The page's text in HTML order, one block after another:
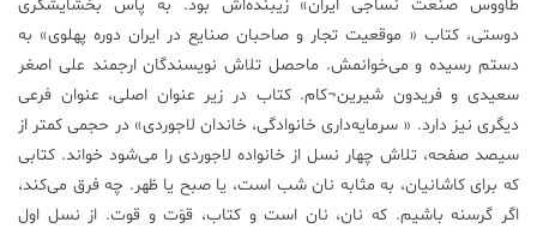
طاووس صنعت نساجی ایران» زیبنده‌اش بود. به پاس بخشایشگری
دوستی، کتاب « موقعیت تجار و صاحبان صنایع در ایران دوره پهلوی» به
دستم رسیده و می‌خوانمش. ماحصل تلاش نویسندگان ارجمند علی اصغر
سعیدی و فریدون شیرین¬کام. کتاب در زیر عنوان اصلی، عنوان فرعی
دیگری نیز دارد. « سرمایه‌داری خانوادگی، خاندان لاجوردی» در حجمی کمتر از
سیصد صفحه، تلاش چهار نسل از خانواده لاجوردی را می‌شود خواند. کتابی
که برای کاشانیان، به مثابه نان شب است، یا صبح یا ظهر. چه فرق می‌کند،
اگر گرسنه باشیم. که نان، نان است و کتاب، قوَت و قوت. از نسل اول